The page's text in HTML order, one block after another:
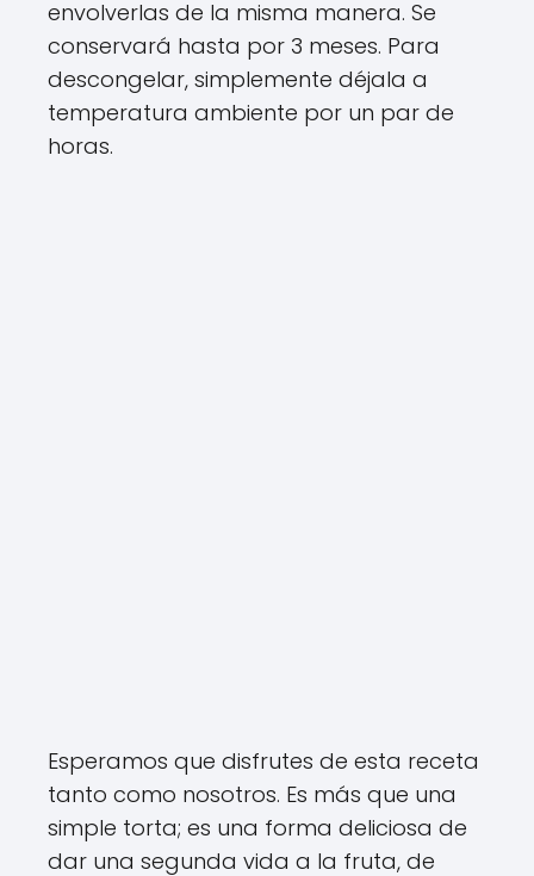
envolverlas de la misma manera. Se
conservará hasta por 3 meses. Para
descongelar, simplemente déjala a
temperatura ambiente por un par de
horas.
Esperamos que disfrutes de esta receta
tanto como nosotros. Es más que una
simple torta; es una forma deliciosa de
dar una segunda vida a la fruta, de